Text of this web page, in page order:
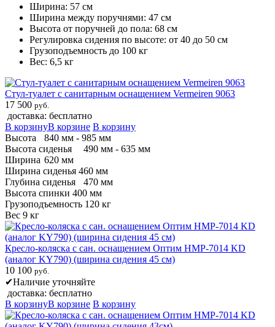
Ширина: 57 см
Ширина между поручнями: 47 см
Высота от поручней до пола: 68 см
Регулировка сидения по высоте: от 40 до 50 см
Грузоподъемность до 100 кг
Вес: 6,5 кг
Стул-туалет с санитарным оснащением Vermeiren 9063
17 500 руб.
доставка: бесплатно
В корзинуВ корзине В корзину
Высота
840 мм - 985 мм
Высота сиденья
490 мм - 635 мм
Ширина 620 мм
Ширина сиденья 460 мм
Глубина сиденья
470 мм
Высота спинки 400 мм
Грузоподъемность 120 кг
Вес 9 кг
Кресло-коляска с сан. оснащением Оптим HMP-7014 KD
(аналог KY790) (ширина сидения 45 см)
10 100 руб.
✔Наличие уточняйте
доставка: бесплатно
В корзинуВ корзине В корзину